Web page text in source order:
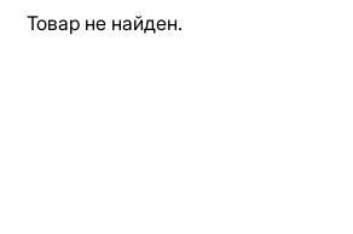
Товар не найден.